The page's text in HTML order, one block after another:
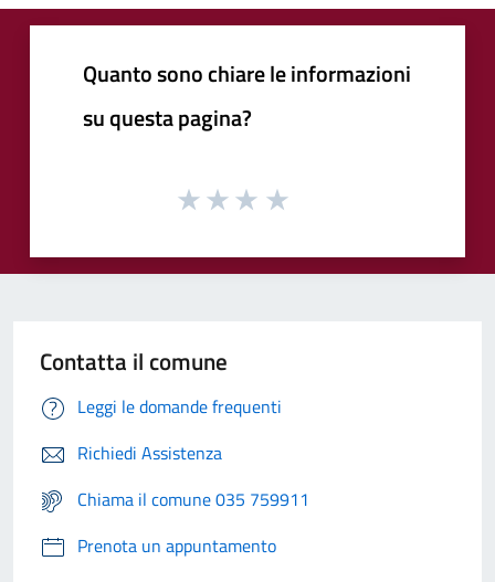
Quanto sono chiare le informazioni
su questa pagina?
Contatta il comune
Leggi le domande frequenti
Richiedi Assistenza
Chiama il comune 035 759911
Prenota un appuntamento